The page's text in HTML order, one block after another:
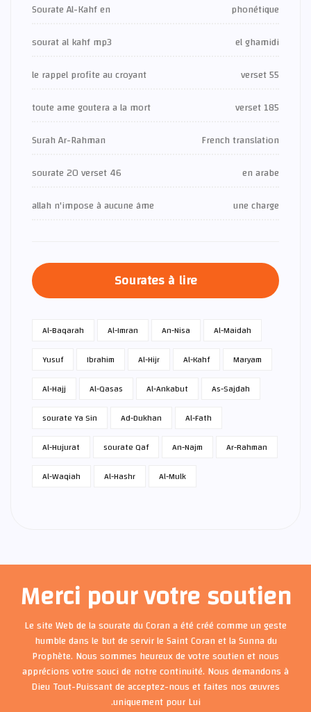
Sourate Al-Kahf en
phonétique
sourat al kahf mp3
el ghamidi
le rappel profite au croyant
verset 55
toute ame goutera a la mort
verset 185
Surah Ar-Rahman
French translation
sourate 20 verset 46
en arabe
allah n'impose à aucune âme
une charge
Sourates à lire
Al-Baqarah Al-Imran An-Nisa
Al-Maidah
Yusuf
Ibrahim Al-Hijr Al-Kahf
Maryam
Al-Hajj
Al-Qasas Al-Ankabut
As-Sajdah
sourate Ya Sin
Ad-Dukhan
Al-Fath
Al-Hujurat
sourate Qaf An-Najm
Ar-Rahman
Al-Waqiah
Al-Hashr Al-Mulk
Merci pour votre soutien
Le site Web de la sourate du Coran a été créé comme un geste
humble dans le but de servir le Saint Coran et la Sunna du
Prophète. Nous sommes heureux de votre soutien et nous
apprécions votre souci de notre continuité. Nous demandons à
Dieu Tout-Puissant de acceptez-nous et faites nos œuvres
uniquement pour Lui.